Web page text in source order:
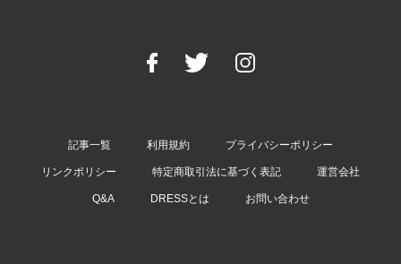
記事一覧 利用規約 プライバシーポリシー
リンクポリシー 特定商取引法に基づく表記 運営会社
Q&A DRESSとは お問い合わせ